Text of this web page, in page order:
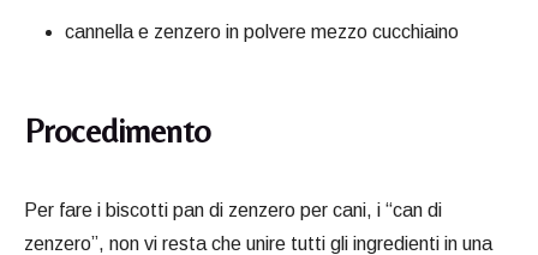
cannella e zenzero in polvere mezzo cucchiaino
Procedimento
Per fare i biscotti pan di zenzero per cani, i “can di
zenzero”, non vi resta che unire tutti gli ingredienti in una